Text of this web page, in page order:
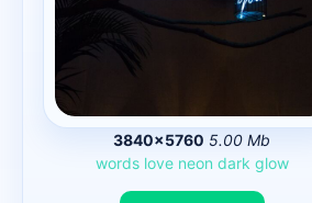
3840×5760 5.00 Mb
words love neon dark glow